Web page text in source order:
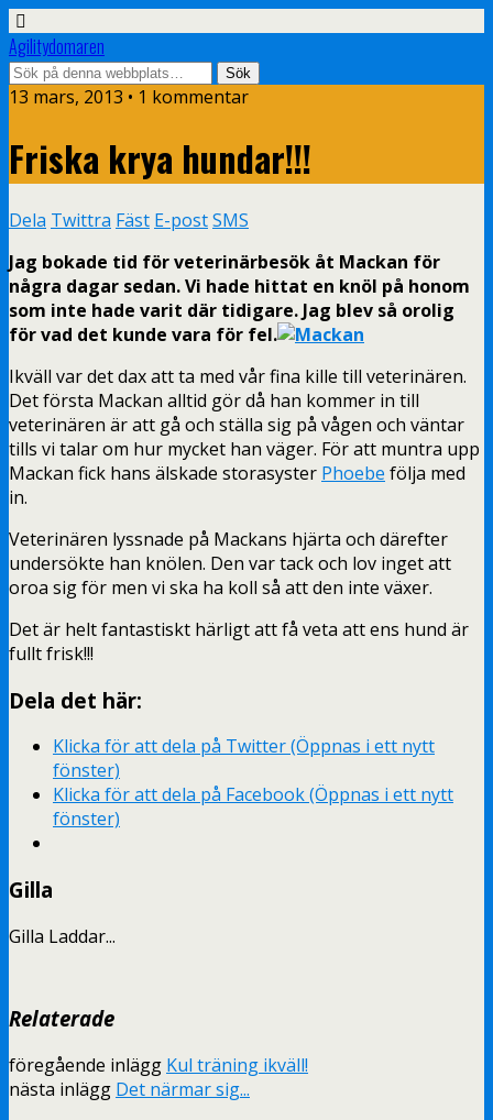
Agilitydomaren
13 mars, 2013 • 1 kommentar
Friska krya hundar!!!
Dela Twittra Fäst E-postSMS
Jag bokade tid för veterinärbesök åt Mackan för
några dagar sedan. Vi hade hittat en knöl på honom
som inte hade varit där tidigare. Jag blev så orolig
för vad det kunde vara för fel.
Ikväll var det dax att ta med vår fina kille till veterinären.
Det första Mackan alltid gör då han kommer in till
veterinären är att gå och ställa sig på vågen och väntar
tills vi talar om hur mycket han väger. För att muntra upp
Mackan fick hans älskade storasyster Phoebe följa med
in.
Veterinären lyssnade på Mackans hjärta och därefter
undersökte han knölen. Den var tack och lov inget att
oroa sig för men vi ska ha koll så att den inte växer.
Det är helt fantastiskt härligt att få veta att ens hund är
fullt frisk!!!
Dela det här:
Klicka för att dela på Twitter (Öppnas i ett nytt
fönster)
Klicka för att dela på Facebook (Öppnas i ett nytt
fönster)
Gilla
Gilla Laddar...
Relaterade
föregående inlägg Kul träning ikväll!
nästa inlägg Det närmar sig...